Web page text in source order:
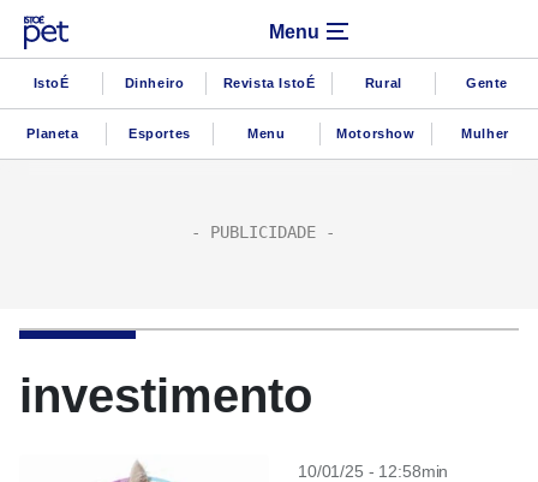
Menu
IstoÉ Dinheiro Revista IstoÉ Rural Gente
Planeta Esportes Menu Motorshow Mulher
investimento
10/01/25 - 12:58min